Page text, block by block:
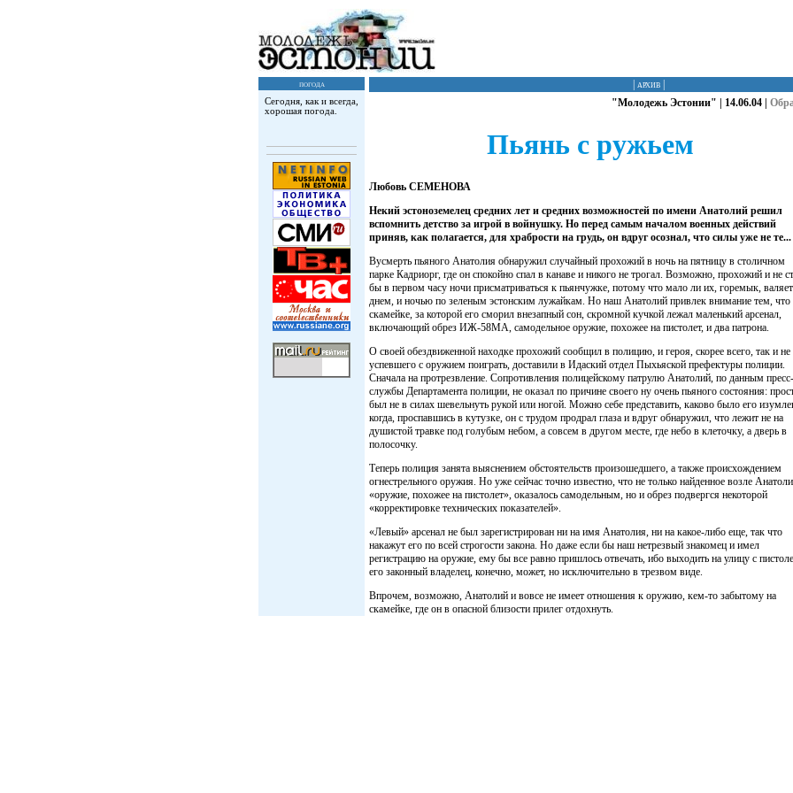
погода
Сегодня, как и всегда,
хорошая погода.
архив
"Молодежь Эстонии" | 14.06.04 |
Пьянь с ружьем
Любовь СЕМЕНОВА
Некий эстоноземелец средних лет и средних возможностей по имени Анатолий решил
вспомнить детство за игрой в войнушку. Но перед самым началом военных действий
приняв, как полагается, для храбрости на грудь, он вдруг осознал, что силы уже не те...
Вусмерть пьяного Анатолия обнаружил случайный прохожий в ночь на пятницу в столичном
парке Кадриорг, где он спокойно спал в канаве и никого не трогал. Возможно, прохожий и не
бы в первом часу ночи присматриваться к пьянчужке, потому что мало ли их, горемык,
днем, и ночью по зеленым эстонским лужайкам. Но наш Анатолий привлек внимание тем, что
скамейке, за которой его сморил внезапный сон, скромной кучкой лежал маленький арсенал,
включающий обрез ИЖ-58MA, самодельное оружие, похожее на пистолет, и два патрона.
О своей обездвиженной находке прохожий сообщил в полицию, и героя, скорее всего, так и не
успевшего с оружием поиграть, доставили в Идаский отдел Пыхьяской префектуры полиции.
Сначала на протрезвление. Сопротивления полицейскому патрулю Анатолий, по данным пресс-
службы Департамента полиции, не оказал по причине своего ну очень пьяного состояния:
был не в силах шевельнуть рукой или ногой. Можно себе представить, каково было его
когда, проспавшись в кутузке, он с трудом продрал глаза и вдруг обнаружил, что лежит не на
душистой травке под голубым небом, а совсем в другом месте, где небо в клеточку, а дверь в
полосочку.
Теперь полиция занята выяснением обстоятельств произошедшего, а также происхождением
огнестрельного оружия. Но уже сейчас точно известно, что не только найденное возле
«оружие, похожее на пистолет», оказалось самодельным, но и обрез подвергся некоторой
«корректировке технических показателей».
«Левый» арсенал не был зарегистрирован ни на имя Анатолия, ни на какое-либо еще, так что
накажут его по всей строгости закона. Но даже если бы наш нетрезвый знакомец и имел
регистрацию на оружие, ему бы все равно пришлось отвечать, ибо выходить на улицу с
его законный владелец, конечно, может, но исключительно в трезвом виде.
Впрочем, возможно, Анатолий и вовсе не имеет отношения к оружию, кем-то забытому на
скамейке, где он в опасной близости прилег отдохнуть.